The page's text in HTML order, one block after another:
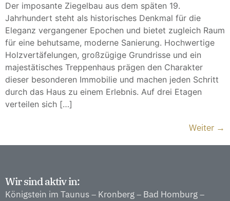
Der imposante Ziegelbau aus dem späten 19.
Jahrhundert steht als historisches Denkmal für die
Eleganz vergangener Epochen und bietet zugleich Raum
für eine behutsame, moderne Sanierung. Hochwertige
Holzvertäfelungen, großzügige Grundrisse und ein
majestätisches Treppenhaus prägen den Charakter
dieser besonderen Immobilie und machen jeden Schritt
durch das Haus zu einem Erlebnis. Auf drei Etagen
verteilen sich […]
Weiter →
Wir sind aktiv in:
Königstein im Taunus – Kronberg – Bad Homburg –